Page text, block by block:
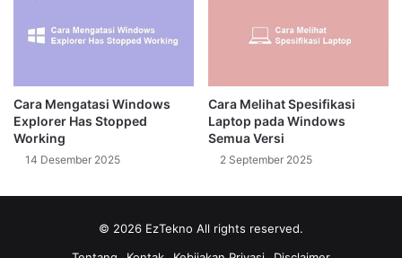
Cara Mengatasi Windows
Explorer Has Stopped
Working
14 Desember 2025
Cara Melihat Spesifikasi
Laptop pada Windows
Semua Versi
2 September 2025
© 2026 EzTekno All rights reserved.